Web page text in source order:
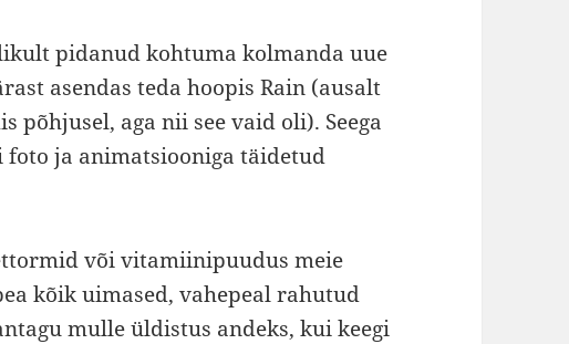
pidanud kohtuma kolmanda uue
asendas teda hoopis Rain (ausalt
põhjusel, aga nii see vaid oli). Seega
foto ja animatsiooniga täidetud
või vitamiinipuudus meie
kõik uimased, vahepeal rahutud
mulle üldistus andeks, kui keegi